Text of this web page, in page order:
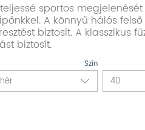
sportos
A könnyű hálós
biztosít. A klasszikus
biztosít.
Szín